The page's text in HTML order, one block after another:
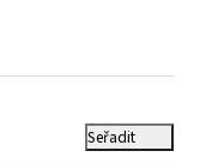
Seřadit